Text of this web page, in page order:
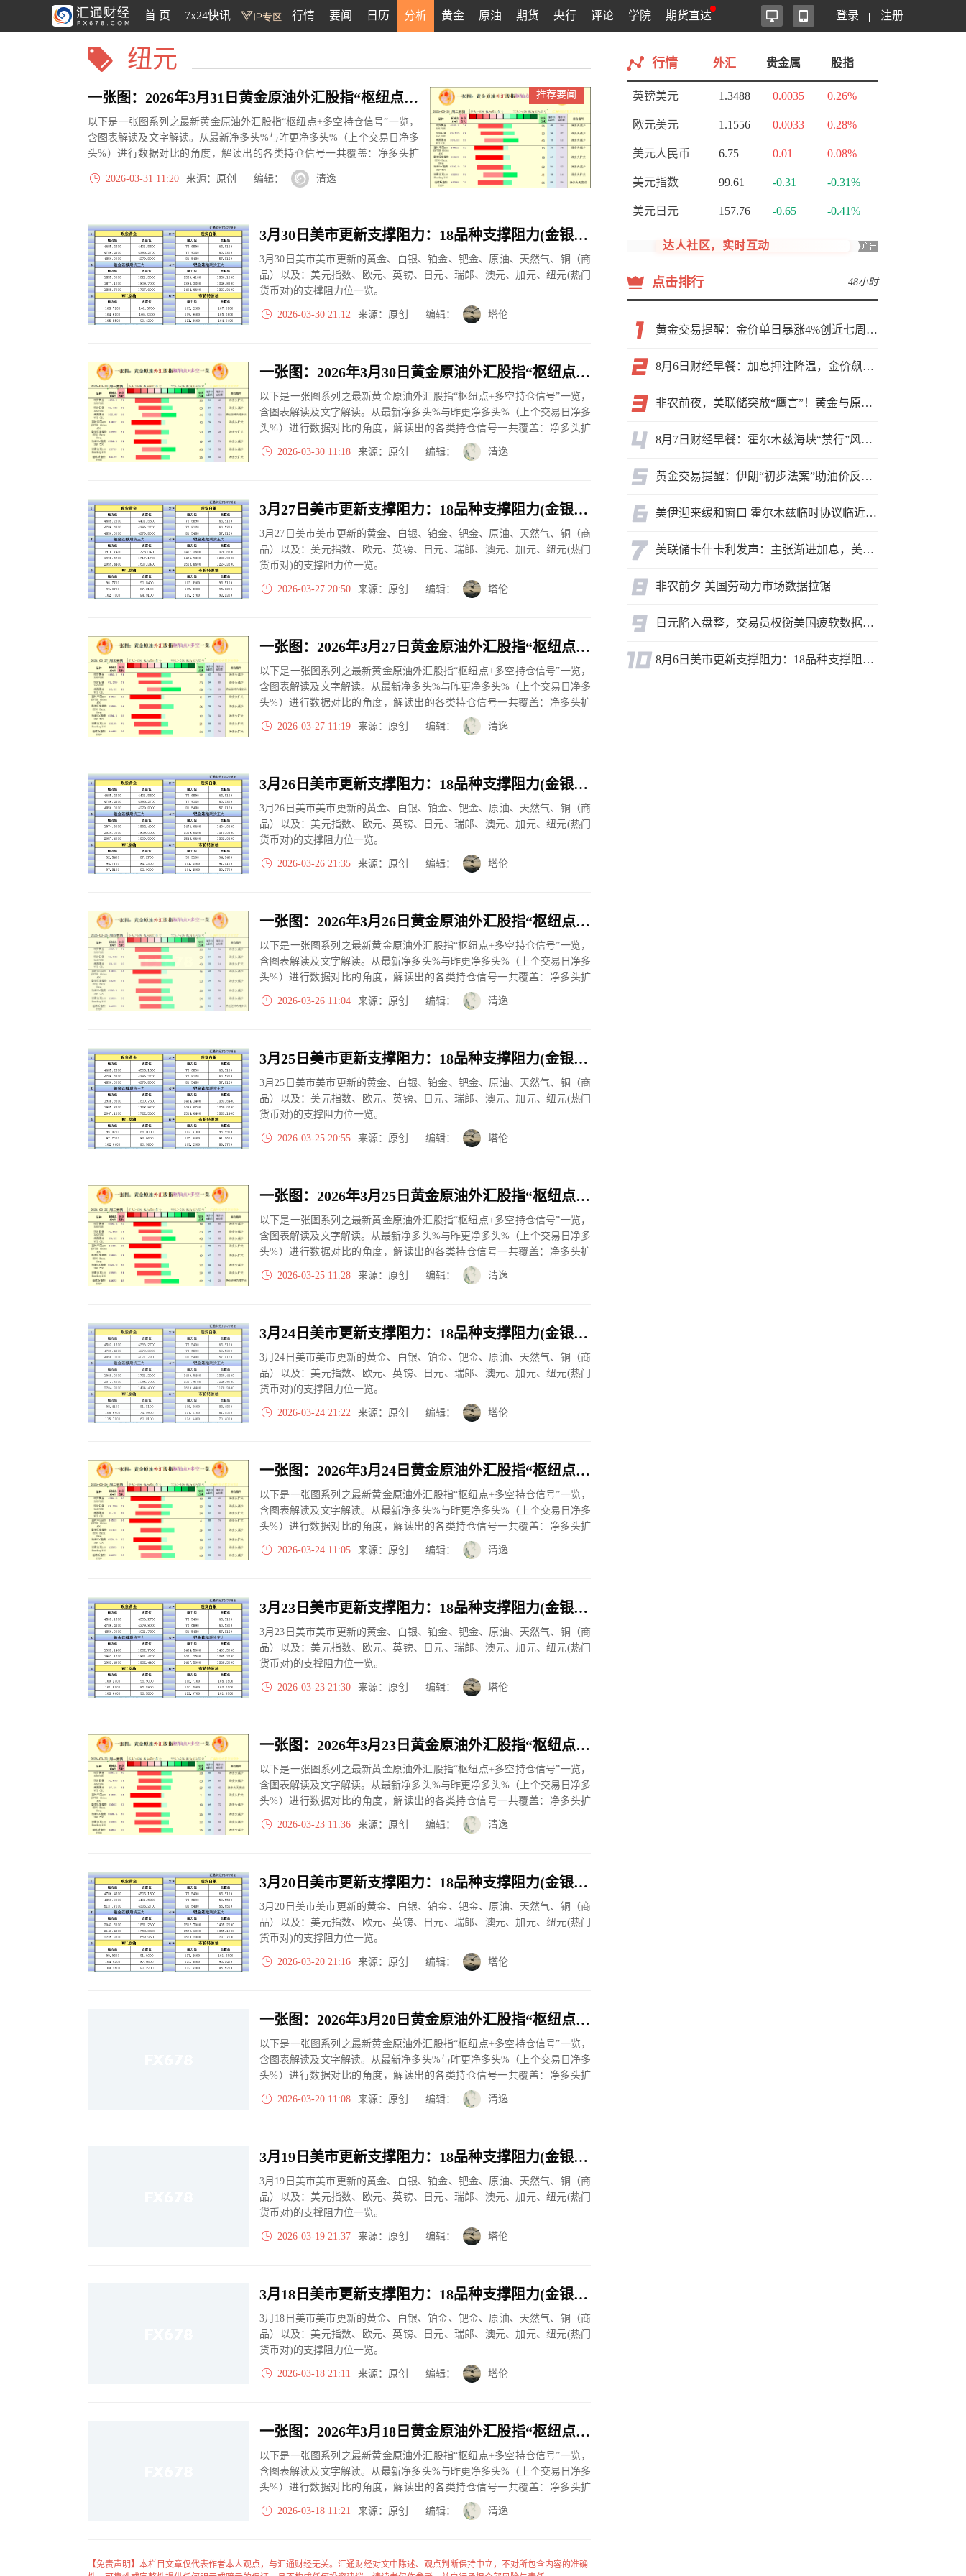
首 页 7x24快讯 行情 要闻 日历 分析 黄金 原油 期货 央行 评论 学院 期货直达 登录 注册
纽元
推荐要闻
一张图：2026年3月31日黄金原油外汇股指“枢纽点+多空持仓信号”一览
以下是一张图系列之最新黄金原油外汇股指“枢纽点+多空持仓信号”一览，
含图表解读及文字解读。从最新净多头%与昨更净多头%（上个交易日净多
头%）进行数据对比的角度，解读出的各类持仓信号一共覆盖：净多头扩
2026-03-31 11:20
来源：原创 编辑： 清逸
3月30日美市更新支撑阻力：18品种支撑阻力(金银铂钯原油天然气铜及十大货币对)
3月30日美市美市更新的黄金、白银、铂金、钯金、原油、天然气、铜（商
品）以及：美元指数、欧元、英镑、日元、瑞郎、澳元、加元、纽元(热门
货币对)的支撑阻力位一览。
2026-03-30 21:12 来源：原创 编辑： 塔伦
一张图：2026年3月30日黄金原油外汇股指“枢纽点+多空持仓信号”一览
以下是一张图系列之最新黄金原油外汇股指“枢纽点+多空持仓信号”一览，
含图表解读及文字解读。从最新净多头%与昨更净多头%（上个交易日净多
头%）进行数据对比的角度，解读出的各类持仓信号一共覆盖：净多头扩
大、净多头减小、净空...
2026-03-30 11:18 来源：原创 编辑： 清逸
3月27日美市更新支撑阻力：18品种支撑阻力(金银铂钯原油天然气铜及十大货币对)
3月27日美市美市更新的黄金、白银、铂金、钯金、原油、天然气、铜（商
品）以及：美元指数、欧元、英镑、日元、瑞郎、澳元、加元、纽元(热门
货币对)的支撑阻力位一览。
2026-03-27 20:50 来源：原创 编辑： 塔伦
一张图：2026年3月27日黄金原油外汇股指“枢纽点+多空持仓信号”一览
以下是一张图系列之最新黄金原油外汇股指“枢纽点+多空持仓信号”一览，
含图表解读及文字解读。从最新净多头%与昨更净多头%（上个交易日净多
头%）进行数据对比的角度，解读出的各类持仓信号一共覆盖：净多头扩
大、净多头减小、净空...
2026-03-27 11:19 来源：原创 编辑： 清逸
3月26日美市更新支撑阻力：18品种支撑阻力(金银铂钯原油天然气铜及十大货币对)
3月26日美市美市更新的黄金、白银、铂金、钯金、原油、天然气、铜（商
品）以及：美元指数、欧元、英镑、日元、瑞郎、澳元、加元、纽元(热门
货币对)的支撑阻力位一览。
2026-03-26 21:35 来源：原创 编辑： 塔伦
一张图：2026年3月26日黄金原油外汇股指“枢纽点+多空持仓信号”一览
以下是一张图系列之最新黄金原油外汇股指“枢纽点+多空持仓信号”一览，
含图表解读及文字解读。从最新净多头%与昨更净多头%（上个交易日净多
头%）进行数据对比的角度，解读出的各类持仓信号一共覆盖：净多头扩
大、净多头减小、净空...
2026-03-26 11:04 来源：原创 编辑： 清逸
3月25日美市更新支撑阻力：18品种支撑阻力(金银铂钯原油天然气铜及十大货币对)
3月25日美市美市更新的黄金、白银、铂金、钯金、原油、天然气、铜（商
品）以及：美元指数、欧元、英镑、日元、瑞郎、澳元、加元、纽元(热门
货币对)的支撑阻力位一览。
2026-03-25 20:55 来源：原创 编辑： 塔伦
一张图：2026年3月25日黄金原油外汇股指“枢纽点+多空持仓信号”一览
以下是一张图系列之最新黄金原油外汇股指“枢纽点+多空持仓信号”一览，
含图表解读及文字解读。从最新净多头%与昨更净多头%（上个交易日净多
头%）进行数据对比的角度，解读出的各类持仓信号一共覆盖：净多头扩
大、净多头减小、净空...
2026-03-25 11:28 来源：原创 编辑： 清逸
3月24日美市更新支撑阻力：18品种支撑阻力(金银铂钯原油天然气铜及十大货币对)
3月24日美市美市更新的黄金、白银、铂金、钯金、原油、天然气、铜（商
品）以及：美元指数、欧元、英镑、日元、瑞郎、澳元、加元、纽元(热门
货币对)的支撑阻力位一览。
2026-03-24 21:22 来源：原创 编辑： 塔伦
一张图：2026年3月24日黄金原油外汇股指“枢纽点+多空持仓信号”一览
以下是一张图系列之最新黄金原油外汇股指“枢纽点+多空持仓信号”一览，
含图表解读及文字解读。从最新净多头%与昨更净多头%（上个交易日净多
头%）进行数据对比的角度，解读出的各类持仓信号一共覆盖：净多头扩
大、净多头减小、净空...
2026-03-24 11:05 来源：原创 编辑： 清逸
3月23日美市更新支撑阻力：18品种支撑阻力(金银铂钯原油天然气铜及十大货币对)
3月23日美市美市更新的黄金、白银、铂金、钯金、原油、天然气、铜（商
品）以及：美元指数、欧元、英镑、日元、瑞郎、澳元、加元、纽元(热门
货币对)的支撑阻力位一览。
2026-03-23 21:30 来源：原创 编辑： 塔伦
一张图：2026年3月23日黄金原油外汇股指“枢纽点+多空持仓信号”一览
以下是一张图系列之最新黄金原油外汇股指“枢纽点+多空持仓信号”一览，
含图表解读及文字解读。从最新净多头%与昨更净多头%（上个交易日净多
头%）进行数据对比的角度，解读出的各类持仓信号一共覆盖：净多头扩
大、净多头减小、净空...
2026-03-23 11:36 来源：原创 编辑： 清逸
3月20日美市更新支撑阻力：18品种支撑阻力(金银铂钯原油天然气铜及十大货币对)
3月20日美市美市更新的黄金、白银、铂金、钯金、原油、天然气、铜（商
品）以及：美元指数、欧元、英镑、日元、瑞郎、澳元、加元、纽元(热门
货币对)的支撑阻力位一览。
2026-03-20 21:16 来源：原创 编辑： 塔伦
一张图：2026年3月20日黄金原油外汇股指“枢纽点+多空持仓信号”一览
以下是一张图系列之最新黄金原油外汇股指“枢纽点+多空持仓信号”一览，
含图表解读及文字解读。从最新净多头%与昨更净多头%（上个交易日净多
头%）进行数据对比的角度，解读出的各类持仓信号一共覆盖：净多头扩
大、净多头减小、净空...
2026-03-20 11:08 来源：原创 编辑： 清逸
3月19日美市更新支撑阻力：18品种支撑阻力(金银铂钯原油天然气铜及十大货币对)
3月19日美市美市更新的黄金、白银、铂金、钯金、原油、天然气、铜（商
品）以及：美元指数、欧元、英镑、日元、瑞郎、澳元、加元、纽元(热门
货币对)的支撑阻力位一览。
2026-03-19 21:37 来源：原创 编辑： 塔伦
3月18日美市更新支撑阻力：18品种支撑阻力(金银铂钯原油天然气铜及十大货币对)
3月18日美市美市更新的黄金、白银、铂金、钯金、原油、天然气、铜（商
品）以及：美元指数、欧元、英镑、日元、瑞郎、澳元、加元、纽元(热门
货币对)的支撑阻力位一览。
2026-03-18 21:11 来源：原创 编辑： 塔伦
一张图：2026年3月18日黄金原油外汇股指“枢纽点+多空持仓信号”一览
以下是一张图系列之最新黄金原油外汇股指“枢纽点+多空持仓信号”一览，
含图表解读及文字解读。从最新净多头%与昨更净多头%（上个交易日净多
头%）进行数据对比的角度，解读出的各类持仓信号一共覆盖：净多头扩
大、净多头减小、净空...
2026-03-18 11:21 来源：原创 编辑： 清逸
【免责声明】本栏目文章仅代表作者本人观点，与汇通财经无关。汇通财经对文中陈述、观点判断保持中立，不对所包含内容的准确
行情 外汇 贵金属 股指
英镑美元 1.3488 0.0035 0.26%
欧元美元 1.1556 0.0033 0.28%
美元人民币 6.75 0.01 0.08%
美元指数 99.61 -0.31 -0.31%
美元日元 157.76 -0.65 -0.41%
达人社区，实时互动
点击排行 48小时
黄金交易提醒：金价单日暴涨4%创近七周新高，加息预期降温叠加霍尔木兹“暂停信号”，牛市重启了？
8月6日财经早餐：加息押注降温，金价飙升至近两个月高位，地缘缓和预期，美油75关口拉锯
非农前夜，美联储突放“鹰言”！黄金与原油为何联手反攻？
8月7日财经早餐：霍尔木兹海峡“禁行”风波再起，油价急涨金价承压，非农夜市场博弈加剧
黄金交易提醒：伊朗“初步法案”助油价反弹逾3%，金价小幅承压，非农重磅来袭！
美伊迎来缓和窗口 霍尔木兹临时协议临近落地
美联储卡什卡利发声：主张渐进加息，美联储内部政策分歧
非农前夕 美国劳动力市场数据拉锯
日元陷入盘整，交易员权衡美国疲软数据与市场情绪
8月6日美市更新支撑阻力：18品种支撑阻力(金银铂钯原油天然气铜及十大货币对)